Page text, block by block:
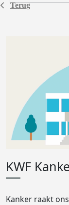
Terug
KWF
Kanker raakt